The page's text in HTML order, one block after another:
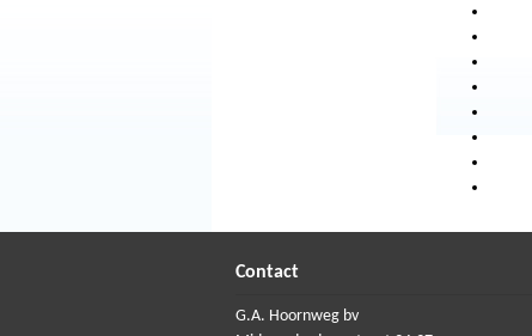
Contact
G.A. Hoornweg bv